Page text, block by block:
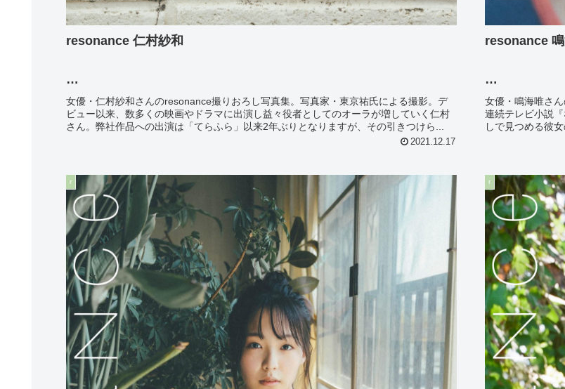
resonance 仁村紗和
photo: 東京祐
女優・仁村紗和さんのresonance撮りおろし写真集。写真家・東京祐氏による撮影。デ
ビュー以来、数多くの映画やドラマに出演し益々役者としてのオーラが増していく仁村
さん。弊社作品への出演は「てらふら」以来2年ぶりとなりますが、その引きつけら...
2021.12.17
resonance
photo: 東京祐
女優・鳴海唯さ
連続テレビ小説
しで見つめる彼
r r